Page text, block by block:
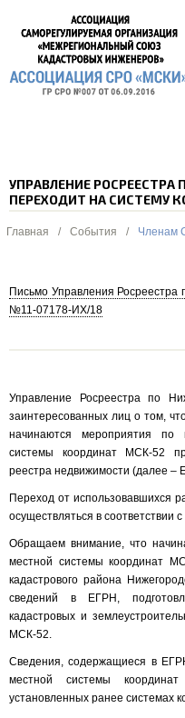
УПРАВЛЕНИЕ
ПЕРЕХОДИТ НА СИСТЕМУ
Главная / События / Членам
Письмо Управления Росреестра
№11-07178-ИХ/18
Управление Росреестра по
заинтересованных лиц о том,
начинаются мероприятия по
системы координат МСК-52
реестра недвижимости (далее –
Переход от использовавшихся
осуществляться в
Обращаем внимание, что
местной системы координат
кадастрового района
сведений в ЕГРН,
кадастровых и
МСК-52.
Сведения, содержащиеся в
местной системы
установленных ранее системах